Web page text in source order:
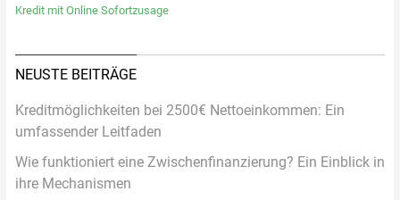
Kredit mit Online Sofortzusage
NEUSTE BEITRÄGE
Kreditmöglichkeiten bei 2500€ Nettoeinkommen: Ein
umfassender Leitfaden
Wie funktioniert eine Zwischenfinanzierung? Ein Einblick in
ihre Mechanismen